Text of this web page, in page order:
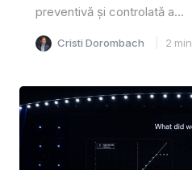
preventivă și controlată a...
Cristi Dorombach 2 min